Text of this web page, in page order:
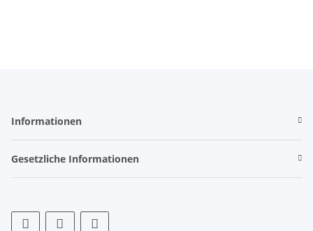
Informationen
Gesetzliche Informationen